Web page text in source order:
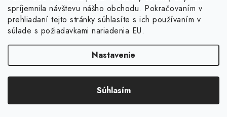
spríjemnila návštevu nášho obchodu. Pokračovaním v
prehliadaní tejto stránky súhlasíte s ich používaním v
súlade s požiadavkami nariadenia EU.
Nastavenie
Súhlasím
LED ME GROW. Všetky práva vyhradené.